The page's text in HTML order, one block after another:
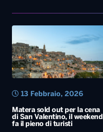
Matera sold out per la cena
di San Valentino, il weekend
fa il pieno di turisti
13 Febbraio, 2026